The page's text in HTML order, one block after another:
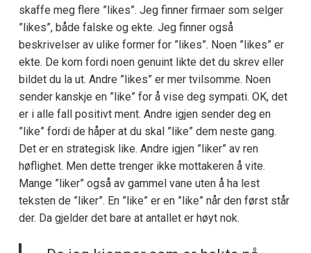
skaffe meg flere ”likes”. Jeg finner firmaer som selger
”likes”, både falske og ekte. Jeg finner også
beskrivelser av ulike former for ”likes”. Noen ”likes” er
ekte. De kom fordi noen genuint likte det du skrev eller
bildet du la ut. Andre ”likes” er mer tvilsomme. Noen
sender kanskje en ”like” for å vise deg sympati. OK, det
er i alle fall positivt ment. Andre igjen sender deg en
”like” fordi de håper at du skal ”like” dem neste gang.
Det er en strategisk like. Andre igjen ”liker” av ren
høflighet. Men dette trenger ikke mottakeren å vite.
Mange ”liker” også av gammel vane uten å ha lest
teksten de ”liker”. En ”like” er en ”like” når den først står
der. Da gjelder det bare at antallet er høyt nok.